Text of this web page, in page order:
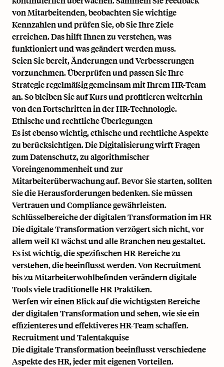
von Mitarbeitenden, beobachten Sie wichtige
Kennzahlen und prüfen Sie, ob Sie Ihre Ziele
erreichen. Das hilft Ihnen zu verstehen, was
funktioniert und was geändert werden muss.
Seien Sie bereit, Änderungen und Verbesserungen
vorzunehmen. Überprüfen und passen Sie Ihre
Strategie regelmäßig gemeinsam mit Ihrem HR-Team
an. So bleiben Sie auf Kurs und profitieren weiterhin
von den Fortschritten in der HR-Technologie.
Ethische und rechtliche Überlegungen
Es ist ebenso wichtig, ethische und rechtliche Aspekte
zu berücksichtigen. Die Digitalisierung wirft Fragen
zum Datenschutz, zu algorithmischer
Voreingenommenheit und zur
Mitarbeiterüberwachung auf. Bevor Sie starten, sollten
Sie die Herausforderungen bedenken. Sie müssen
Vertrauen und Compliance gewährleisten.
Schlüsselbereiche der digitalen Transformation im HR
Die digitale Transformation verzögert sich nicht, vor
allem weil KI wächst und alle Branchen neu gestaltet.
Es ist wichtig, die spezifischen HR-Bereiche zu
verstehen, die beeinflusst werden. Von Recruitment
bis zu Mitarbeiterwohlbefinden verändern digitale
Tools viele traditionelle HR-Praktiken.
Werfen wir einen Blick auf die wichtigsten Bereiche
der digitalen Transformation und sehen, wie sie ein
effizienteres und effektiveres HR-Team schaffen.
Recruitment und Talentakquise
Die digitale Transformation beeinflusst verschiedene
Aspekte des HR, jeder mit eigenen Vorteilen.